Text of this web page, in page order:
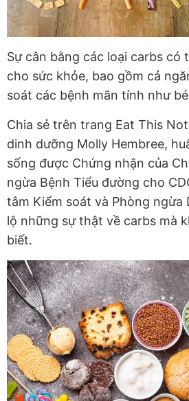
Sự cân bằng các loại carbs có
cho sức khỏe, bao gồm cả
soát các bệnh mãn tính như
Chia sẻ trên trang Eat This
dinh dưỡng Molly Hembree,
sống được Chứng nhận của
ngừa Bệnh Tiểu đường cho
tâm Kiểm soát và Phòng ngừa
lộ những sự thật về carbs mà
biết.